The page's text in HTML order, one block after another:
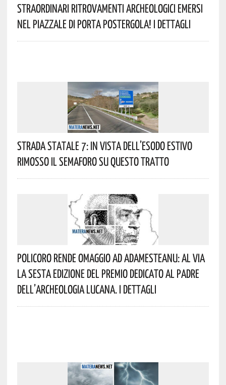
Straordinari Ritrovamenti Archeologici Emersi
Nel Piazzale Di Porta Postergola! I Dettagli
Strada Statale 7: In Vista Dell’esodo Estivo
Rimosso Il Semaforo Su Questo Tratto
Policoro Rende Omaggio Ad Adamesteanu: Al Via
La Sesta Edizione Del Premio Dedicato Al Padre
Dell’archeologia Lucana. I Dettagli